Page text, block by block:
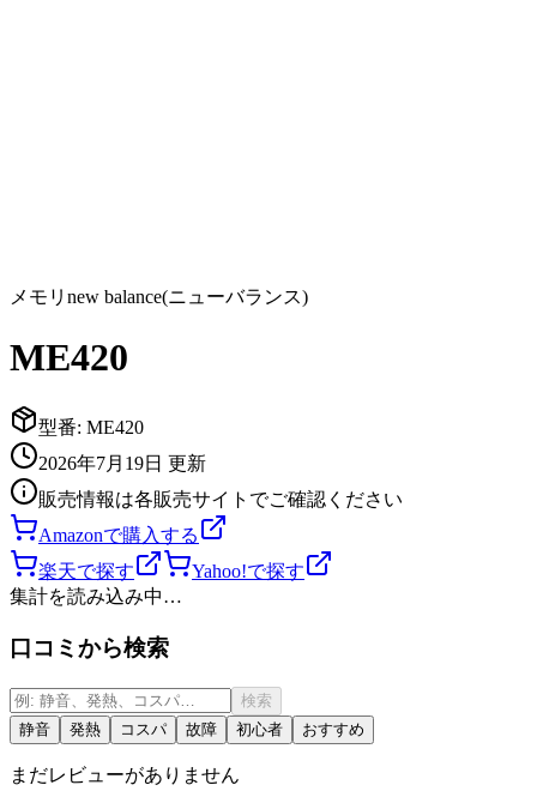
メモリ new balance(ニューバランス)
ME420
型番: ME420
2026年7月19日 更新
販売情報は各販売サイトでご確認ください
Amazonで購入する
楽天で探す
Yahoo!で探す
集計を読み込み中…
口コミから検索
検索
静音
発熱 コスパ 故障 初心者 おすすめ
まだレビューがありません